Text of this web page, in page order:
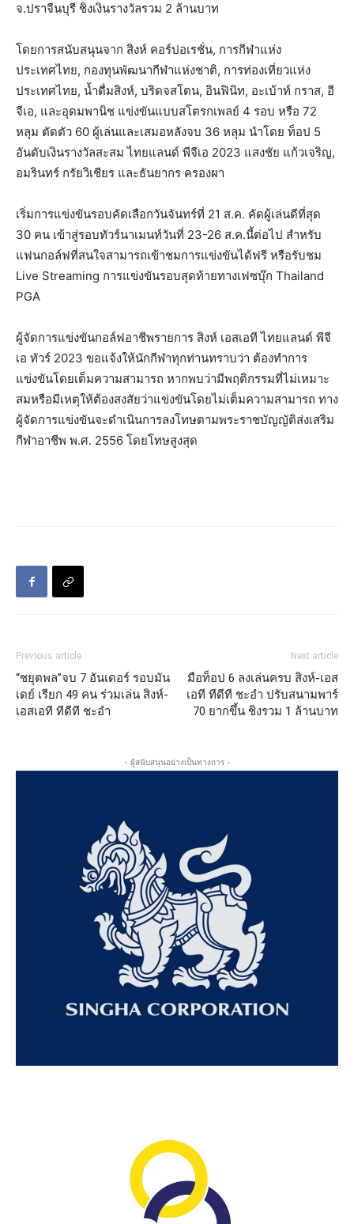
จ.ปราจีนบุรี ชิงเงินรางวัลรวม 2 ล้านบาท
โดยการสนับสนุนจาก สิงห์ คอร์ปอเรชั่น, การกีฬาแห่ง
ประเทศไทย, กองทุนพัฒนากีฬาแห่งชาติ, การท่องเที่ยวแห่ง
ประเทศไทย, น้ำดื่มสิงห์, บริดจสโตน, อินฟินิท, อะเบ้าท์ กราส, อี
จีเอ, และอุดมพานิช แข่งขันแบบสโตรกเพลย์ 4 รอบ หรือ 72
หลุม ตัดตัว 60 ผู้เล่นและเสมอหลังจบ 36 หลุม นำโดย ท็อป 5
อันดับเงินรางวัลสะสม ไทยแลนด์ พีจีเอ 2023 แสงชัย แก้วเจริญ,
อมรินทร์ กรัยวิเชียร และธันยากร ครองผา
เริ่มการแข่งขันรอบคัดเลือกวันจันทร์ที่ 21 ส.ค. คัดผู้เล่นดีที่สุด
30 คน เข้าสู่รอบทัวร์นาเมนท์วันที่ 23-26 ส.ค.นี้ต่อไป สำหรับ
แฟนกอล์ฟที่สนใจสามารถเข้าชมการแข่งขันได้ฟรี หรือรับชม
Live Streaming การแข่งขันรอบสุดท้ายทางเฟซบุ๊ก Thailand
PGA
ผู้จัดการแข่งขันกอล์ฟอาชีพรายการ สิงห์ เอสเอที ไทยแลนด์ พีจี
เอ ทัวร์ 2023 ขอแจ้งให้นักกีฬาทุกท่านทราบว่า ต้องทำการ
แข่งขันโดยเต็มความสามารถ หากพบว่ามีพฤติกรรมที่ไม่เหมาะ
สมหรือมีเหตุให้ต้องสงสัยว่าแข่งขันโดยไม่เต็มความสามารถ ทาง
ผู้จัดการแข่งขันจะดำเนินการลงโทษตามพระราชบัญญัติส่งเสริม
กีฬาอาชีพ พ.ศ. 2556 โดยโทษสูงสุด
Previous article
“ชยุตพล”จบ 7 อันเดอร์ รอบมัน
เดย์ เรียก 49 คน ร่วมเล่น สิงห์-
เอสเอที ทีดีที ชะอำ
Next article
มือท็อป 6 ลงเล่นครบ สิงห์-เอส
เอที ทีดีที ชะอำ ปรับสนามพาร์
70 ยากขึ้น ชิงรวม 1 ล้านบาท
- ผู้สนับสนุนอย่างเป็นทางการ -